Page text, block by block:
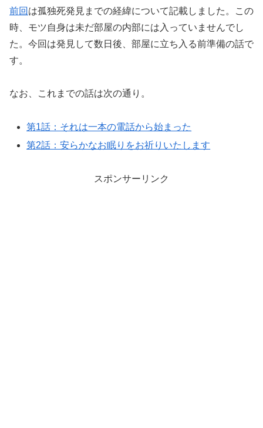
前回 は孤独死発見までの経緯について記載しました。この
時、モツ自身は未だ部屋の内部には入っていませんでし
た。今回は発見して数日後、部屋に立ち入る前準備の話で
す。
なお、これまでの話は次の通り。
第1話：それは一本の電話から始まった
第2話：安らかなお眠りをお祈りいたします
スポンサーリンク